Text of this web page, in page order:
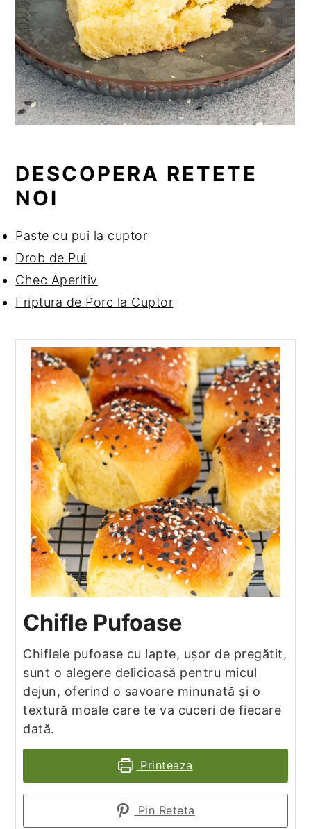
DESCOPERA RETETE
NOI
Paste cu pui la cuptor
Drob de Pui
Chec Aperitiv
Friptura de Porc la Cuptor
Chifle Pufoase
Chiflele pufoase cu lapte, ușor de pregătit,
sunt o alegere delicioasă pentru micul
dejun, oferind o savoare minunată și o
textură moale care te va cuceri de fiecare
dată.
Printeaza
Pin Reteta